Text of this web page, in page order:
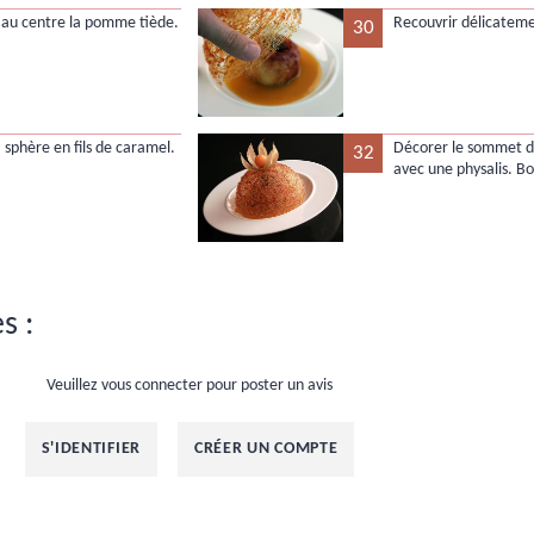
au centre la pomme tiède. 30 Recouvrir
sphère en fils de caramel. 32
Décorer le sommet
avec une physalis.
:
Veuillez vous connecter pour poster un avis
S'IDENTIFIER CRÉER UN COMPTE